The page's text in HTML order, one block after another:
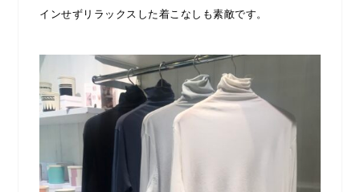
インせずリラックスした着こなしも素敵です。